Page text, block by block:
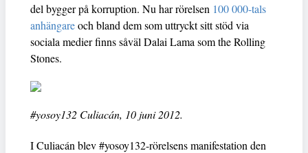
del bygger på korruption. Nu har rörelsen 100 000-tals
anhängareoch bland dem som uttryckt sitt stöd via
sociala medier finns såväl Dalai Lama som the Rolling
Stones.
#yosoy132 Culiacán, 10 juni 2012.
I Culiacán blev #yosoy132-rörelsens manifestation den